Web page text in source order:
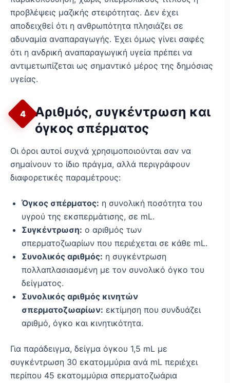
προβλέψεις μαζικής στειρότητας. Δεν έχει
αποδειχθεί ότι η ανθρωπότητα πλησιάζει σε
αδυναμία αναπαραγωγής. Έχει όμως γίνει σαφές
ότι η ανδρική αναπαραγωγική υγεία πρέπει να
αντιμετωπίζεται ως σημαντικό μέρος της δημόσιας
υγείας.
4
Αριθμός, συγκέντρωση και
όγκος σπέρματος
Οι όροι αυτοί συχνά χρησιμοποιούνται σαν να
σημαίνουν το ίδιο πράγμα, αλλά περιγράφουν
διαφορετικές παραμέτρους:
Όγκος σπέρματος: η συνολική ποσότητα του
υγρού της εκσπερμάτισης, σε mL.
Συγκέντρωση: ο αριθμός των
σπερματοζωαρίων που περιέχεται σε κάθε mL.
Συνολικός αριθμός: η συγκέντρωση
πολλαπλασιασμένη με τον συνολικό όγκο του
δείγματος.
Συνολικός αριθμός κινητών
σπερματοζωαρίων: εκτίμηση που συνδυάζει
αριθμό, όγκο και κινητικότητα.
Για παράδειγμα, δείγμα όγκου 1,5 mL με
συγκέντρωση 30 εκατομμύρια ανά mL περιέχει
περίπου 45 εκατομμύρια σπερματοζωάρια